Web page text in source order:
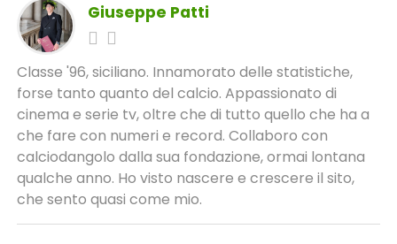
Giuseppe Patti
Classe '96, siciliano. Innamorato delle statistiche,
forse tanto quanto del calcio. Appassionato di
cinema e serie tv, oltre che di tutto quello che ha a
che fare con numeri e record. Collaboro con
calciodangolo dalla sua fondazione, ormai lontana
qualche anno. Ho visto nascere e crescere il sito,
che sento quasi come mio.